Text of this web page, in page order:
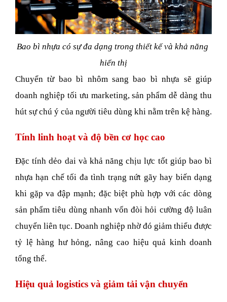
Bao bì nhựa có sự đa dạng trong thiết kế và khả năng
hiển thị
Chuyển từ bao bì nhôm sang bao bì nhựa sẽ giúp
doanh nghiệp tối ưu marketing, sản phẩm dễ dàng thu
hút sự chú ý của người tiêu dùng khi nằm trên kệ hàng.
Tính linh hoạt và độ bền cơ học cao
Đặc tính dẻo dai và khả năng chịu lực tốt giúp bao bì
nhựa hạn chế tối đa tình trạng nứt gãy hay biến dạng
khi gặp va đập mạnh; đặc biệt phù hợp với các dòng
sản phẩm tiêu dùng nhanh vốn đòi hỏi cường độ luân
chuyển liên tục. Doanh nghiệp nhờ đó giảm thiểu được
tỷ lệ hàng hư hỏng, nâng cao hiệu quả kinh doanh
tổng thể.
Hiệu quả logistics và giảm tải vận chuyển